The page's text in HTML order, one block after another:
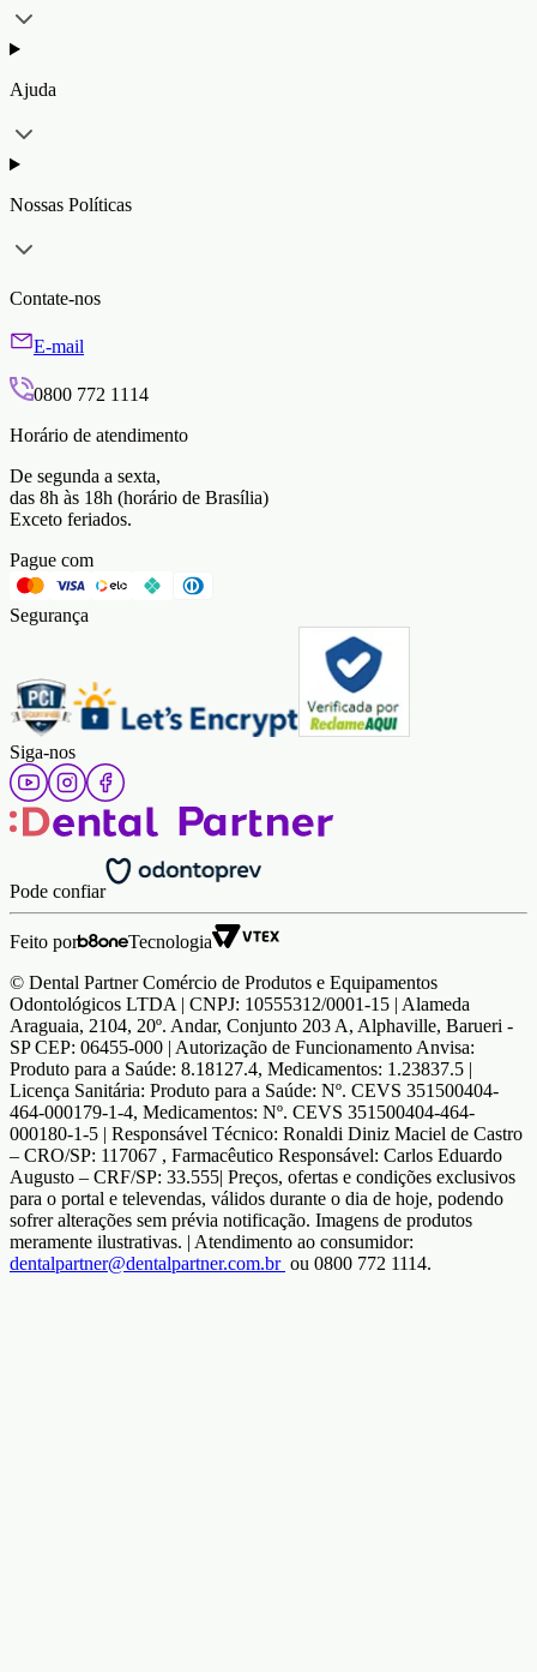
Ajuda
Nossas Políticas
Contate-nos
E-mail
0800 772 1114
Horário de atendimento
De segunda a sexta,
das 8h às 18h (horário de Brasília)
Exceto feriados.
Pague com
Segurança
Siga-nos
Pode confiar
Feito por
Tecnologia
© Dental Partner Comércio de Produtos e Equipamentos
Odontológicos LTDA | CNPJ: 10555312/0001-15 | Alameda
Araguaia, 2104, 20º. Andar, Conjunto 203 A, Alphaville, Barueri -
SP CEP: 06455-000 | Autorização de Funcionamento Anvisa:
Produto para a Saúde: 8.18127.4, Medicamentos: 1.23837.5 |
Licença Sanitária: Produto para a Saúde: Nº. CEVS 351500404-
464-000179-1-4, Medicamentos: Nº. CEVS 351500404-464-
000180-1-5 | Responsável Técnico: Ronaldi Diniz Maciel de Castro
– CRO/SP: 117067 , Farmacêutico Responsável: Carlos Eduardo
Augusto – CRF/SP: 33.555| Preços, ofertas e condições exclusivos
para o portal e televendas, válidos durante o dia de hoje, podendo
sofrer alterações sem prévia notificação. Imagens de produtos
meramente ilustrativas. | Atendimento ao consumidor:
dentalpartner@dentalpartner.com.br ou 0800 772 1114.